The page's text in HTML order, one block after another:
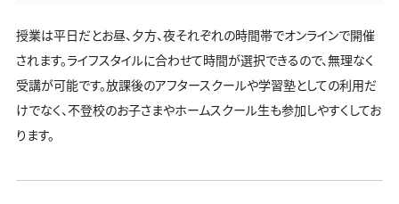
授業は平日だとお昼、夕方、夜それぞれの時間帯でオンラインで開催
されます。ライフスタイルに合わせて時間が選択できるので、無理なく
受講が可能です。放課後のアフタースクールや学習塾としての利用だ
けでなく、不登校のお子さまやホームスクール生も参加しやすくしてお
ります。